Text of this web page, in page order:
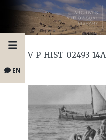
EN
V-P-HIST-02493-14A